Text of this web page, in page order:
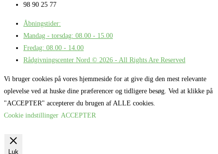
98 90 25 77
Åbningstider:
Mandag - torsdag: 08.00 - 15.00
Fredag: 08.00 - 14.00
Rådgivningscenter Nord © 2026 - All Rights Are Reserved
Vi bruger cookies på vores hjemmeside for at give dig den mest relevante
oplevelse ved at huske dine præferencer og tidligere besøg. Ved at klikke på
"ACCEPTER" accepterer du brugen af ALLE cookies.
Cookie indstillinger ACCEPTER
Luk